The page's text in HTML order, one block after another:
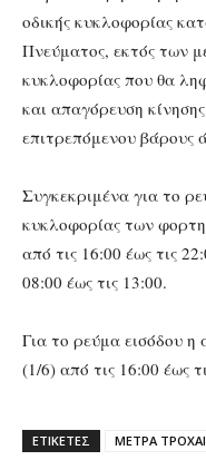
οδικής κυκλοφορίας
Πνεύματος, εκτός των
κυκλοφορίας που θα
και απαγόρευση
επιτρεπόμενου βάρους
Συγκεκριμένα για το
κυκλοφορίας των
από τις 16:00 έως τις
08:00 έως τις 13:00.
Για το ρεύμα εισόδου η
(1/6) από τις 16:00 έως
ΕΤΙΚΕΤΕΣ ΜΕΤΡΑ